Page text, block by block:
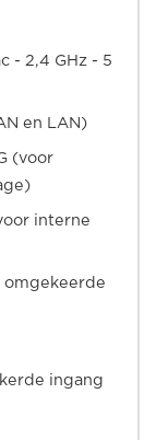
- 2,4 GHz - 5
en LAN)
(voor
interne
omgekeerde
ingang